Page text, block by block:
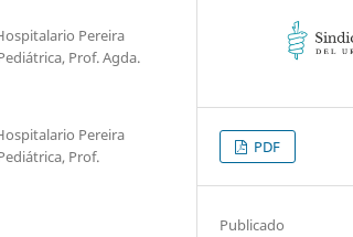
Pereira
Prof. Agda.
Pereira
Prof.
PDF
Publicado